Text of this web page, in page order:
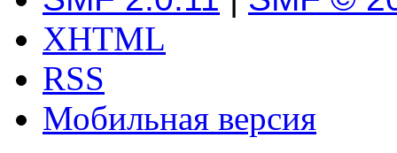
XHTML
RSS
Мобильная версия